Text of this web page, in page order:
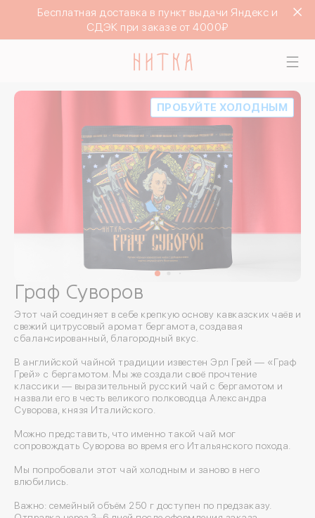
Бесплатная доставка в пункт выдачи Яндекс и
СДЭК при заказе от 4000₽
ПРОБУЙТЕ ХОЛОДНЫМ
Граф Суворов
Этот чай соединяет в себе крепкую основу кавказских чаёв и
свежий цитрусовый аромат бергамота, создавая
сбалансированный, благородный вкус.
В английской чайной традиции известен Эрл Грей — «Граф
Грей» с бергамотом. Мы же создали своё прочтение
классики — выразительный русский чай с бергамотом и
назвали его в честь великого полководца Александра
Суворова, князя Италийского.
Можно представить, что именно такой чай мог
сопровождать Суворова во время его Итальянского похода.
Мы попробовали этот чай холодным и заново в него
влюбились.
Важно: семейный объём 250 г доступен по предзаказу.